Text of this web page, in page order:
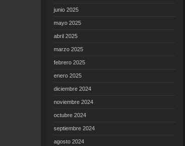
junio 2025
mayo 2025
abril 2025
marzo 2025
febrero 2025
enero 2025
diciembre 2024
noviembre 2024
octubre 2024
septiembre 2024
agosto 2024